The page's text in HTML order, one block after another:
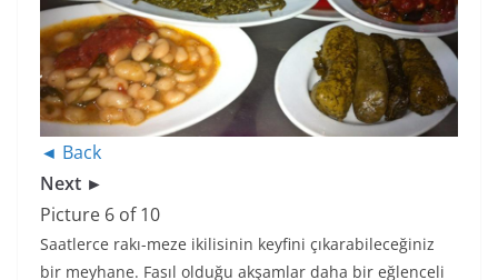
◄ Back
Next ►
Picture 6 of 10
Saatlerce rakı-meze ikilisinin keyfini çıkarabileceğiniz
bir meyhane. Fasıl olduğu akşamlar daha bir eğlenceli